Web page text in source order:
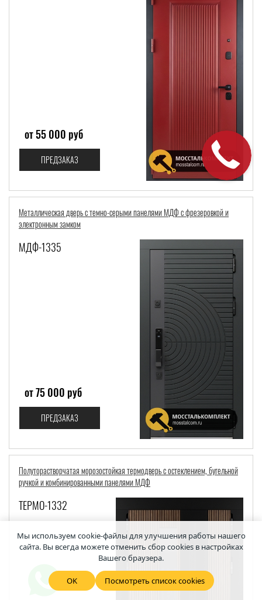
от 55 000 руб
ПРЕДЗАКАЗ
Металлическая дверь с темно-серыми панелями МДФ с фрезеровкой и
электронным замком
МДФ-1335
от 75 000 руб
ПРЕДЗАКАЗ
Полуторастворчатая морозостойкая термодверь с остеклением, бугельной
ручкой и комбинированными панелями МДФ
ТЕРМО-1332
Мы используем cookie-файлы для улучшения работы нашего
сайта. Вы всегда можете отменить сбор cookies в настройках
Вашего браузера.
OK Посмотреть список cookies